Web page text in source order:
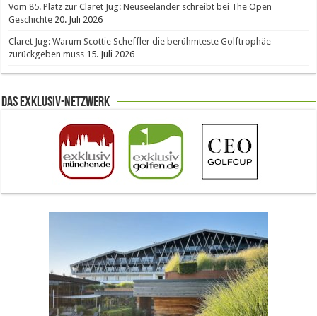
Vom 85. Platz zur Claret Jug: Neuseeländer schreibt bei The Open
Geschichte 20. Juli 2026
Claret Jug: Warum Scottie Scheffler die berühmteste Golftrophäe
zurückgeben muss 15. Juli 2026
Das Exklusiv-Netzwerk